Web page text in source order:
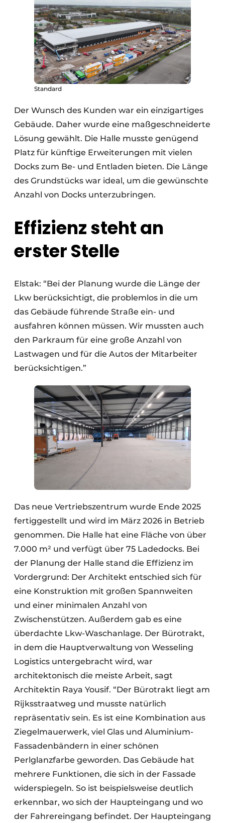
Standard
Der Wunsch des Kunden war ein einzigartiges
Gebäude. Daher wurde eine maßgeschneiderte
Lösung gewählt. Die Halle musste genügend
Platz für künftige Erweiterungen mit vielen
Docks zum Be- und Entladen bieten. Die Länge
des Grundstücks war ideal, um die gewünschte
Anzahl von Docks unterzubringen.
Effizienz steht an
erster Stelle
Elstak: “Bei der Planung wurde die Länge der
Lkw berücksichtigt, die problemlos in die um
das Gebäude führende Straße ein- und
ausfahren können müssen. Wir mussten auch
den Parkraum für eine große Anzahl von
Lastwagen und für die Autos der Mitarbeiter
berücksichtigen.”
Das neue Vertriebszentrum wurde Ende 2025
fertiggestellt und wird im März 2026 in Betrieb
genommen. Die Halle hat eine Fläche von über
7.000 m² und verfügt über 75 Ladedocks. Bei
der Planung der Halle stand die Effizienz im
Vordergrund: Der Architekt entschied sich für
eine Konstruktion mit großen Spannweiten
und einer minimalen Anzahl von
Zwischenstützen. Außerdem gab es eine
überdachte Lkw-Waschanlage. Der Bürotrakt,
in dem die Hauptverwaltung von Wesseling
Logistics untergebracht wird, war
architektonisch die meiste Arbeit, sagt
Architektin Raya Yousif. “Der Bürotrakt liegt am
Rijksstraatweg und musste natürlich
repräsentativ sein. Es ist eine Kombination aus
Ziegelmauerwerk, viel Glas und Aluminium-
Fassadenbändern in einer schönen
Perlglanzfarbe geworden. Das Gebäude hat
mehrere Funktionen, die sich in der Fassade
widerspiegeln. So ist beispielsweise deutlich
erkennbar, wo sich der Haupteingang und wo
der Fahrereingang befindet. Der Haupteingang